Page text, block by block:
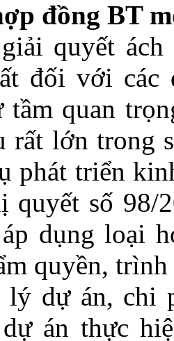
đồng BT
quyết
đối với các
tầm quan
rất lớn trong
phát triển
quyết số 98/
dụng loại
quyền,
lý dự án, chi
án thực